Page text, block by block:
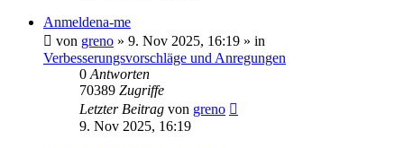
Anmeldena-me
von greno » 9. Nov 2025, 16:19 » in
Verbesserungsvorschläge und Anregungen
0 Antworten
70389 Zugriffe
Letzter Beitrag von greno
9. Nov 2025, 16:19